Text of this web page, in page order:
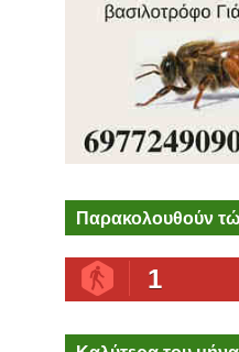
Παρακολουθούν
1